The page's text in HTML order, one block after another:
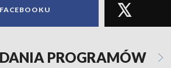
PROGRAMÓW